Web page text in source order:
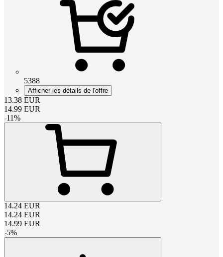
5388
Afficher les détails de l'offre
13.38 EUR
14.99 EUR
-11%
14.24 EUR
14.24 EUR
14.99 EUR
-5%